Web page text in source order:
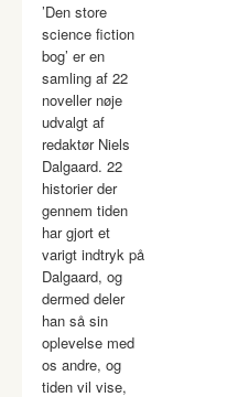
’Den store
science fiction
bog’ er en
samling af 22
noveller nøje
udvalgt af
redaktør Niels
Dalgaard. 22
historier der
gennem tiden
har gjort et
varigt indtryk på
Dalgaard, og
dermed deler
han så sin
oplevelse med
os andre, og
tiden vil vise,